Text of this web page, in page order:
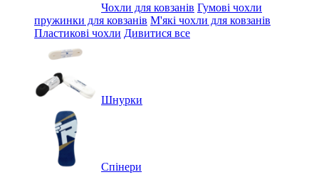
Чохли для ковзанів Гумові чохли
пружинки для ковзанів М'які чохли для ковзанів
Пластикові чохли Дивитися все
Шнурки
Спінери